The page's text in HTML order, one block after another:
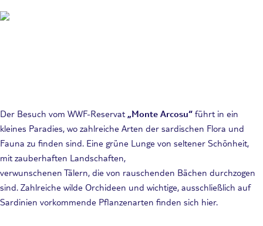
Der Besuch vom WWF-Reservat „Monte Arcosu“ führt in ein
kleines Paradies, wo zahlreiche Arten der sardischen Flora und
Fauna zu finden sind. Eine grüne Lunge von seltener Schönheit,
mit zauberhaften Landschaften,
verwunschenen Tälern, die von rauschenden Bächen durchzogen
sind. Zahlreiche wilde Orchideen und wichtige, ausschließlich auf
Sardinien vorkommende Pflanzenarten finden sich hier.